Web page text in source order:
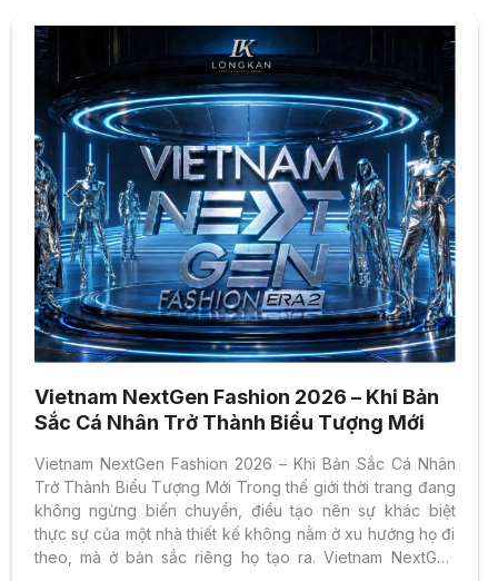
Vietnam NextGen Fashion 2026 – Khi Bản
Sắc Cá Nhân Trở Thành Biểu Tượng Mới
Vietnam NextGen Fashion 2026 – Khi Bản Sắc Cá Nhân
Trở Thành Biểu Tượng Mới Trong thế giới thời trang đang
không ngừng biến chuyển, điều tạo nên sự khác biệt
thực sự của một nhà thiết kế không nằm ở xu hướng họ đi
theo, mà ở bản sắc riêng họ tạo ra. Vietnam NextGen